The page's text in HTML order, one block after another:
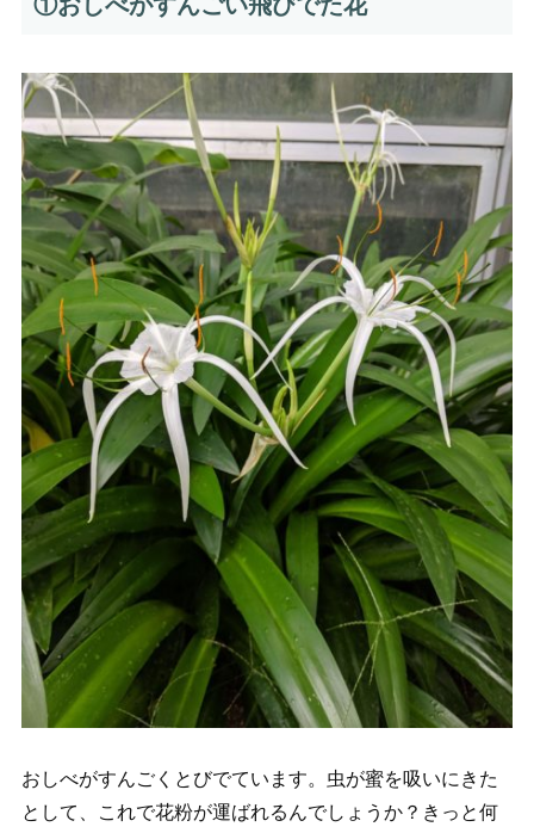
おしべがすんごくとびでています。虫が蜜を吸いにきた
として、これで花粉が運ばれるんでしょうか？きっと何